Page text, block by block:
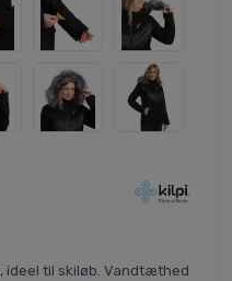
ideel til skiløb. Vandtæthed